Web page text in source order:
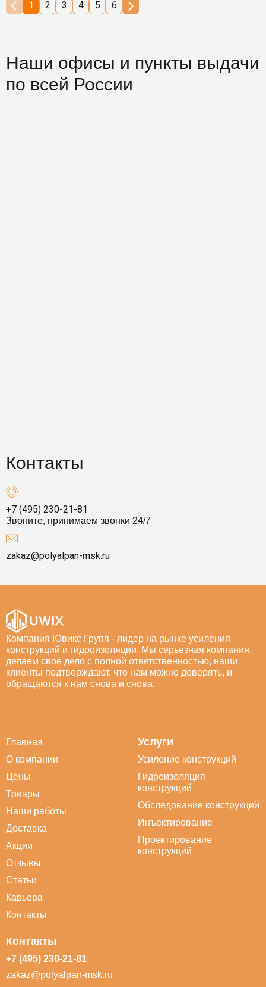
1 2 3 4 5 6
Наши офисы и пункты выдачи
по всей России
Контакты
+7 (495) 230-21-81
Звоните, принимаем звонки 24/7
zakaz@polyalpan-msk.ru
Компания Ювикс Групп - лидер на рынке усиления
конструкций и гидроизоляции. Мы серьезная компания,
делаем своё дело с полной ответственностью, наши
клиенты подтверждают, что нам можно доверять, и
обращаются к нам снова и снова.
Главная
О компании
Цены
Товары
Наши работы
Доставка
Акции
Отзывы
Статьи
Карьера
Контакты
Услуги
Усиление конструкций
Гидроизоляция
конструкций
Обследование конструкций
Инъектирование
Проектирование
конструкций
Контакты
+7 (495) 230-21-81
zakaz@polyalpan-msk.ru